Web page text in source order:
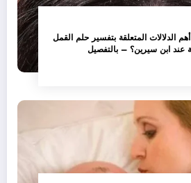
الدلالات المتعلقة بتفسير حلم القمل
عند ابن سيرين؟ – بالتفصيل